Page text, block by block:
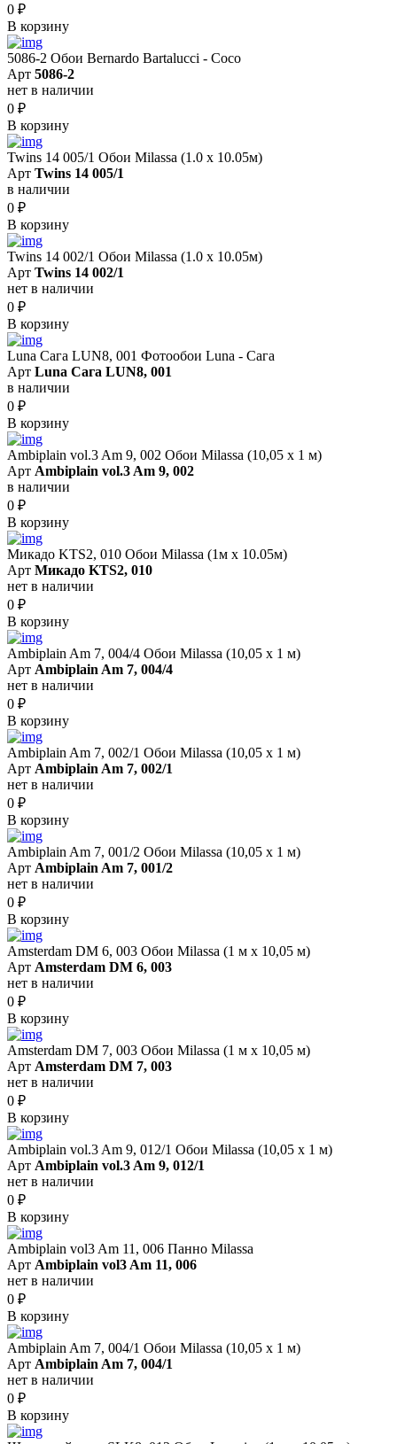
0 ₽
В корзину
5086-2 Обои Bernardo Bartalucci - Coco
Арт 5086-2
нет в наличии
0 ₽
В корзину
Twins 14 005/1 Обои Milassa (1.0 х 10.05м)
Арт Twins 14 005/1
в наличии
0 ₽
В корзину
Twins 14 002/1 Обои Milassa (1.0 х 10.05м)
Арт Twins 14 002/1
нет в наличии
0 ₽
В корзину
Luna Сага LUN8, 001 Фотообои Luna - Сага
Арт Luna Сага LUN8, 001
в наличии
0 ₽
В корзину
Ambiplain vol.3 Am 9, 002 Обои Milassa (10,05 х 1 м)
Арт Ambiplain vol.3 Am 9, 002
в наличии
0 ₽
В корзину
Микадо KTS2, 010 Обои Milassa (1м х 10.05м)
Арт Микадо KTS2, 010
нет в наличии
0 ₽
В корзину
Ambiplain Am 7, 004/4 Обои Milassa (10,05 х 1 м)
Арт Ambiplain Am 7, 004/4
нет в наличии
0 ₽
В корзину
Ambiplain Am 7, 002/1 Обои Milassa (10,05 х 1 м)
Арт Ambiplain Am 7, 002/1
нет в наличии
0 ₽
В корзину
Ambiplain Am 7, 001/2 Обои Milassa (10,05 х 1 м)
Арт Ambiplain Am 7, 001/2
нет в наличии
0 ₽
В корзину
Amsterdam DM 6, 003 Обои Milassa (1 м х 10,05 м)
Арт Amsterdam DM 6, 003
нет в наличии
0 ₽
В корзину
Amsterdam DM 7, 003 Обои Milassa (1 м х 10,05 м)
Арт Amsterdam DM 7, 003
нет в наличии
0 ₽
В корзину
Ambiplain vol.3 Am 9, 012/1 Обои Milassa (10,05 х 1 м)
Арт Ambiplain vol.3 Am 9, 012/1
нет в наличии
0 ₽
В корзину
Ambiplain vol3 Am 11, 006 Панно Milassa
Арт Ambiplain vol3 Am 11, 006
нет в наличии
0 ₽
В корзину
Ambiplain Am 7, 004/1 Обои Milassa (10,05 х 1 м)
Арт Ambiplain Am 7, 004/1
нет в наличии
0 ₽
В корзину